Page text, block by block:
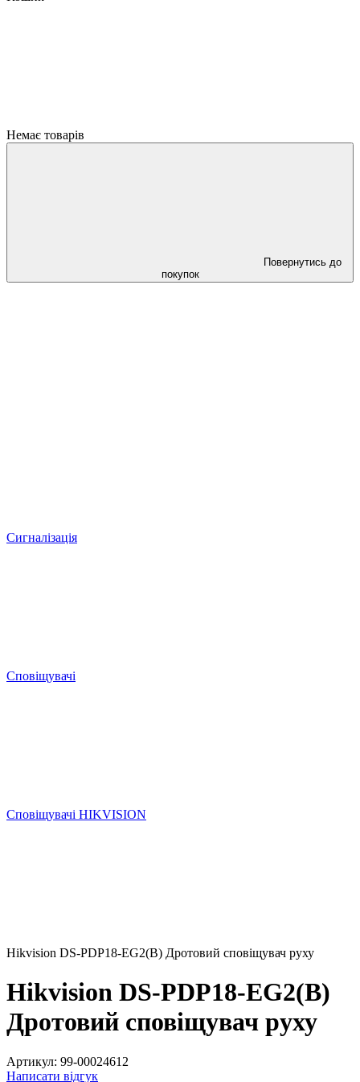
Немає товарів
Повернутись до
покупок
Сигналізація
Сповіщувачі
Сповіщувачі HIKVISION
Hikvision DS-PDP18-EG2(B) Дротовий сповіщувач руху
Hikvision DS-PDP18-EG2(B)
Дротовий сповіщувач руху
Артикул: 99-00024612
Написати відгук